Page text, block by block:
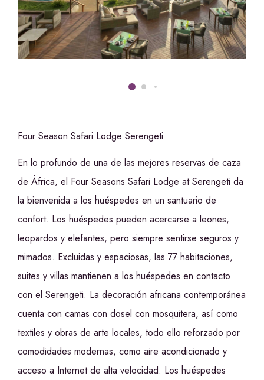
Four Season Safari Lodge Serengeti
En lo profundo de una de las mejores reservas de caza
de África, el Four Seasons Safari Lodge at Serengeti da
la bienvenida a los huéspedes en un santuario de
confort. Los huéspedes pueden acercarse a leones,
leopardos y elefantes, pero siempre sentirse seguros y
mimados. Excluidas y espaciosas, las 77 habitaciones,
suites y villas mantienen a los huéspedes en contacto
con el Serengeti. La decoración africana contemporánea
cuenta con camas con dosel con mosquitera, así como
textiles y obras de arte locales, todo ello reforzado por
comodidades modernas, como aire acondicionado y
acceso a Internet de alta velocidad. Los huéspedes